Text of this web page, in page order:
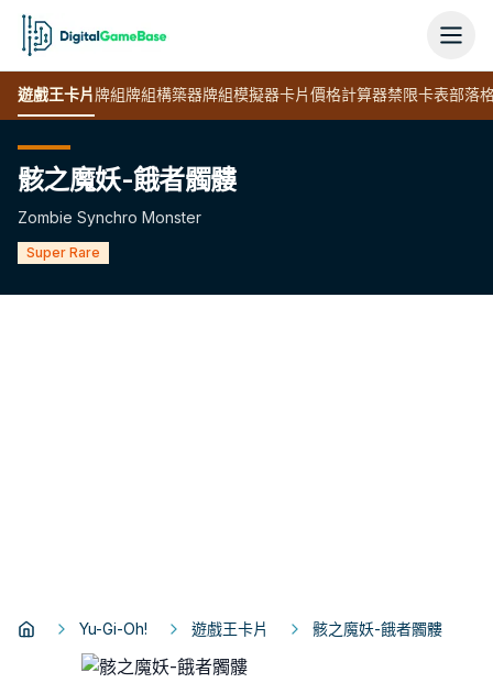
遊戲王卡片牌組牌組構築器牌組模擬器卡片價格計算器禁限卡表部落
骸之魔妖-餓者髑髏
Zombie Synchro Monster
Super Rare
Yu-Gi-Oh! 遊戲王卡片 骸之魔妖-餓者髑髏